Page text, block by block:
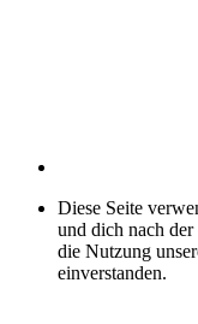
Diese Seite
und dich nach
die Nutzung
einverstanden.